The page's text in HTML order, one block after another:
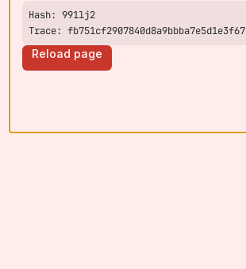
Trace: fb751cf2907840d8a9bbba7e5d1e3f67
Reload page